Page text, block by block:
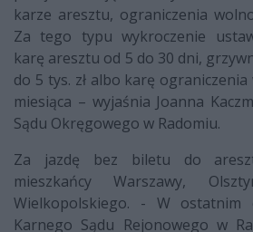
karze aresztu, ograniczenia
Za tego typu wykroczenie
karę aresztu od 5 do 30 dni,
do 5 tys. zł albo karę
miesiąca – wyjaśnia Joanna
Sądu Okręgowego w Radomiu.
Za jazdę bez biletu do
mieszkańcy Warszawy,
Wielkopolskiego. - W ostatnim
Karnego Sądu Rejonowego w